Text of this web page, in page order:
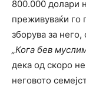
800.000 долари
преживуваќи го
зборува за
„Кога бев
дека од скоро
неговото